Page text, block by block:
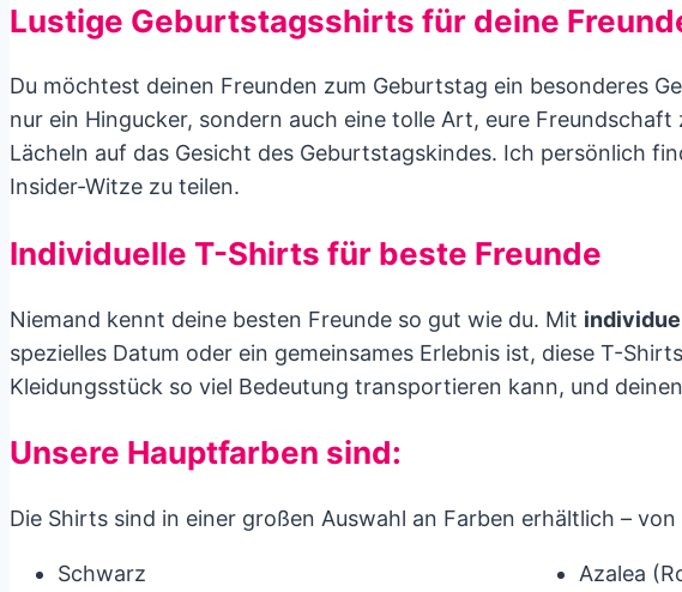
Lustige Geburtstagsshirts für deine
Du möchtest deinen Freunden zum Geburtstag ein besonderes
nur ein Hingucker, sondern auch eine tolle Art, eure
Lächeln auf das Gesicht des Geburtstagskindes. Ich persönlich
Insider-Witze zu teilen.
Individuelle T-Shirts für beste Freunde
Niemand kennt deine besten Freunde so gut wie du. Mit
spezielles Datum oder ein gemeinsames Erlebnis ist, diese T-
Kleidungsstück so viel Bedeutung transportieren kann, und
Unsere Hauptfarben sind:
Die Shirts sind in einer großen Auswahl an Farben erhältlich –
Schwarz
Azalea